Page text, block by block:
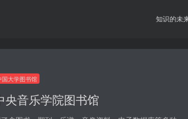
知识的未
国大学图书馆
央音乐学院图书馆